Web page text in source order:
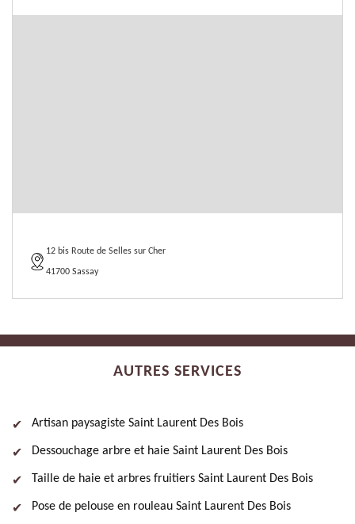
12 bis Route de Selles sur Cher
41700 Sassay
AUTRES SERVICES
Artisan paysagiste Saint Laurent Des Bois
Dessouchage arbre et haie Saint Laurent Des Bois
Taille de haie et arbres fruitiers Saint Laurent Des Bois
Pose de pelouse en rouleau Saint Laurent Des Bois